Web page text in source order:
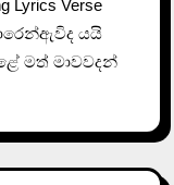
Lyrics Verse
යයි
මත් මාවවදන්